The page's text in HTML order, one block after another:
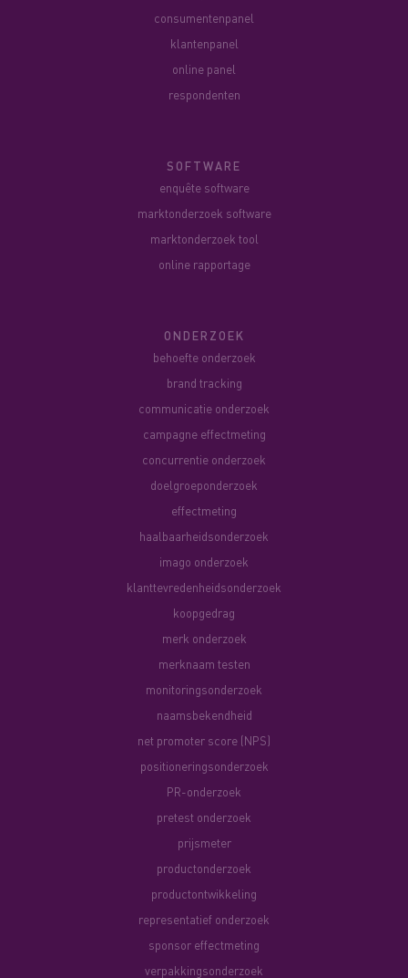
consumentenpanel
klantenpanel
online panel
respondenten
SOFTWARE
enquête software
marktonderzoek software
marktonderzoek tool
online rapportage
ONDERZOEK
behoefte onderzoek
brand tracking
communicatie onderzoek
campagne effectmeting
concurrentie onderzoek
doelgroeponderzoek
effectmeting
haalbaarheidsonderzoek
imago onderzoek
klanttevredenheidsonderzoek
koopgedrag
merk onderzoek
merknaam testen
monitoringsonderzoek
naamsbekendheid
net promoter score (NPS)
positioneringsonderzoek
PR-onderzoek
pretest onderzoek
prijsmeter
productonderzoek
productontwikkeling
representatief onderzoek
sponsor effectmeting
verpakkingsonderzoek